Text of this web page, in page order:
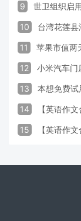
9 世卫组织启
10 台湾花莲
11 苹果市值两
12 小米汽车门
13 本想免费试
14 【英语作
15 【英语作